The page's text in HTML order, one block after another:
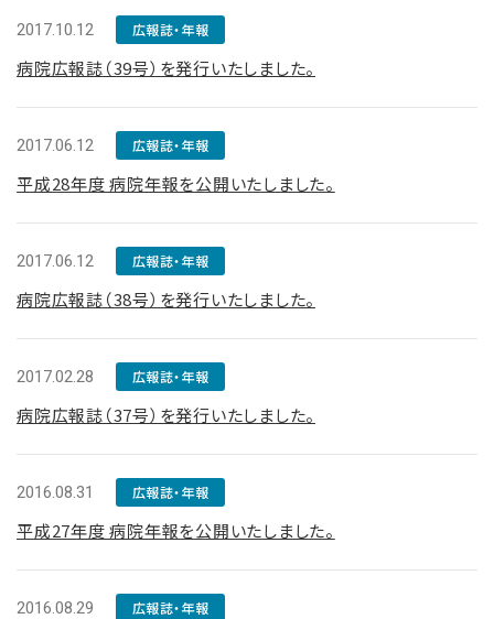
2017.10.12 広報誌・年報
病院広報誌（39号）を発行いたしました。
2017.06.12 広報誌・年報
平成28年度 病院年報を公開いたしました。
2017.06.12 広報誌・年報
病院広報誌（38号）を発行いたしました。
2017.02.28 広報誌・年報
病院広報誌（37号）を発行いたしました。
2016.08.31 広報誌・年報
平成27年度 病院年報を公開いたしました。
2016.08.29 広報誌・年報